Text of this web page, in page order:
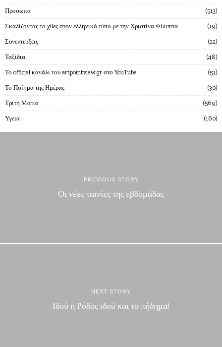
Προσωπα 513
Σκαλίζοντας το χθες στον ελληνικό τύπο με την Χριστίνα Φίλιππα 19
Συνεντευξεις 22
Ταξίδια 48
Το official κανάλι του artpointview.gr στο YouTube 53
Το Ποίημα της Ημέρας 30
Τριτη Ματια 569
Υγεια 160
PREVIOUS STORY
Οι νέες ταινίες της εβδομάδας
NEXT STORY
Ιδού η Ρόδος ιδού και το πήδημα!